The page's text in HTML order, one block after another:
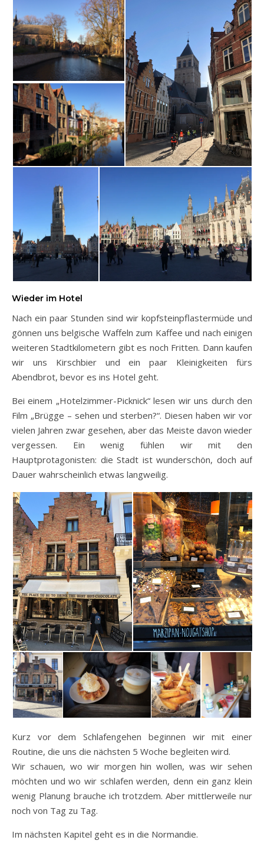
Wieder im Hotel
Nach ein paar Stunden sind wir kopfsteinpflastermüde und
gönnen uns belgische Waffeln zum Kaffee und nach einigen
weiteren Stadtkilometern gibt es noch Fritten. Dann kaufen
wir uns Kirschbier und ein paar Kleinigkeiten fürs
Abendbrot, bevor es ins Hotel geht.
Bei einem „Hotelzimmer-Picknick“ lesen wir uns durch den
Film „Brügge – sehen und sterben?“. Diesen haben wir vor
vielen Jahren zwar gesehen, aber das Meiste davon wieder
vergessen. Ein wenig fühlen wir mit den
Hauptprotagonisten: die Stadt ist wunderschön, doch auf
Dauer wahrscheinlich etwas langweilig.
Kurz vor dem Schlafengehen beginnen wir mit einer
Routine, die uns die nächsten 5 Woche begleiten wird.
Wir schauen, wo wir morgen hin wollen, was wir sehen
möchten und wo wir schlafen werden, denn ein ganz klein
wenig Planung brauche ich trotzdem. Aber mittlerweile nur
noch von Tag zu Tag.
Im nächsten Kapitel geht es in die Normandie.